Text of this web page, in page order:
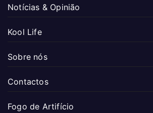
Notícias & Opinião
Kool Life
Sobre nós
Contactos
Fogo de Artifício